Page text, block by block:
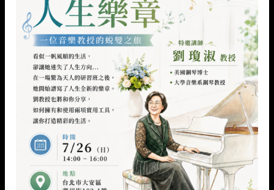
什麼都不做才是錯｜有時候，我們以為自己的力量
很小……
決定，才是改變的開始。
一個人的天賦，是什麼決定的呢？
什麼是戴尼提？｜來自國際巨星的現身說法
什麼樣的人一文不值呢？｜倫敦人類問題大會